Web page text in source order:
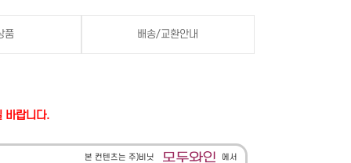
품 배송/교환안내
바랍니다.
본 컨텐츠는 주)비닛
에서